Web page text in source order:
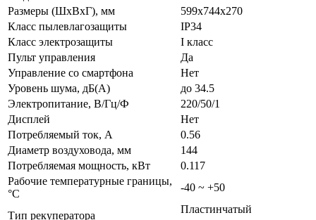
Размеры (ШxВxГ), мм
599x744x270
Класс пылевлагозащиты
IP34
Класс электрозащиты
I класс
Пульт управления
Да
Управление со смартфона
Нет
Уровень шума, дБ(А)
до 34.5
Электропитание, В/Гц/Ф
220/50/1
Дисплей
Нет
Потребляемый ток, А
0.56
Диаметр воздуховода, мм
144
Потребляемая мощность, кВт
0.117
Рабочие температурные границы,
°C
-40 ~ +50
Тип рекуператора
Пластинчатый